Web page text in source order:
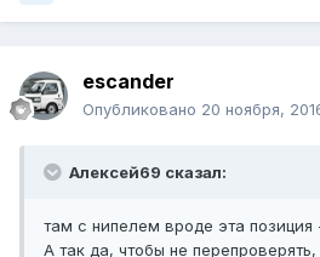
escander
Опубликовано 20 ноября,
Алексей69 сказал:
там с нипелем вроде эта позиция
А так да, чтобы не